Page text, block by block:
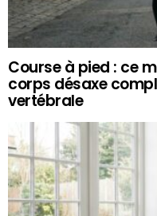
Course à pied : ce
corps désaxe
vertébrale